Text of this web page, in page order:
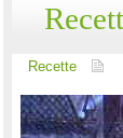
Recette